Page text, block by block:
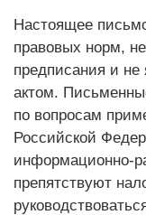
Настоящее
правовых норм,
предписания и
актом.
по вопросам
Российской
информационно-
препятствуют